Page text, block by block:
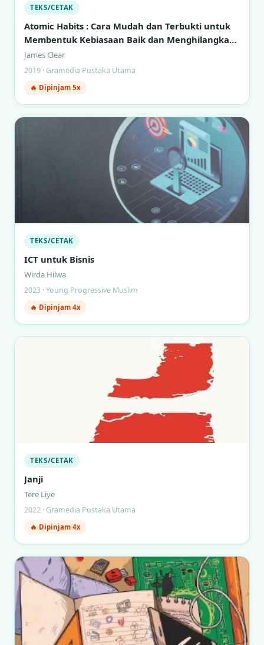
TEKS/CETAK
Atomic Habits : Cara Mudah dan Terbukti untuk
Membentuk Kebiasaan Baik dan Menghilangkan
Kebiasaan Buruk
James Clear
2019 · Gramedia Pustaka Utama
🔥 Dipinjam 5x
TEKS/CETAK
ICT untuk Bisnis
Wirda Hilwa
2023 · Young Progressive Muslim
🔥 Dipinjam 4x
TEKS/CETAK
Janji
Tere Liye
2022 · Gramedia Pustaka Utama
🔥 Dipinjam 4x